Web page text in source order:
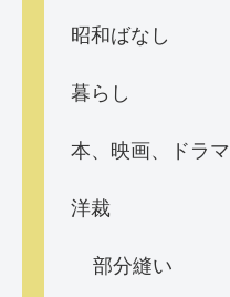
昭和ばなし
暮らし
本、映画、ドラマ
洋裁
部分縫い